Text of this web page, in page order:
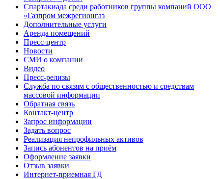
Спартакиада среди работников группы компаний ООО
«Газпром межрегионгаз
Дополнительные услуги
Аренда помещений
Пресс-центр
Новости
СМИ о компании
Видео
Пресс-релизы
Служба по связям с общественностью и средствам
массовой информации
Обратная связь
Контакт-центр
Запрос информации
Задать вопрос
Реализация непрофильных активов
Запись абонентов на приём
Оформление заявки
Отзыв заявки
Интернет-приемная ГД